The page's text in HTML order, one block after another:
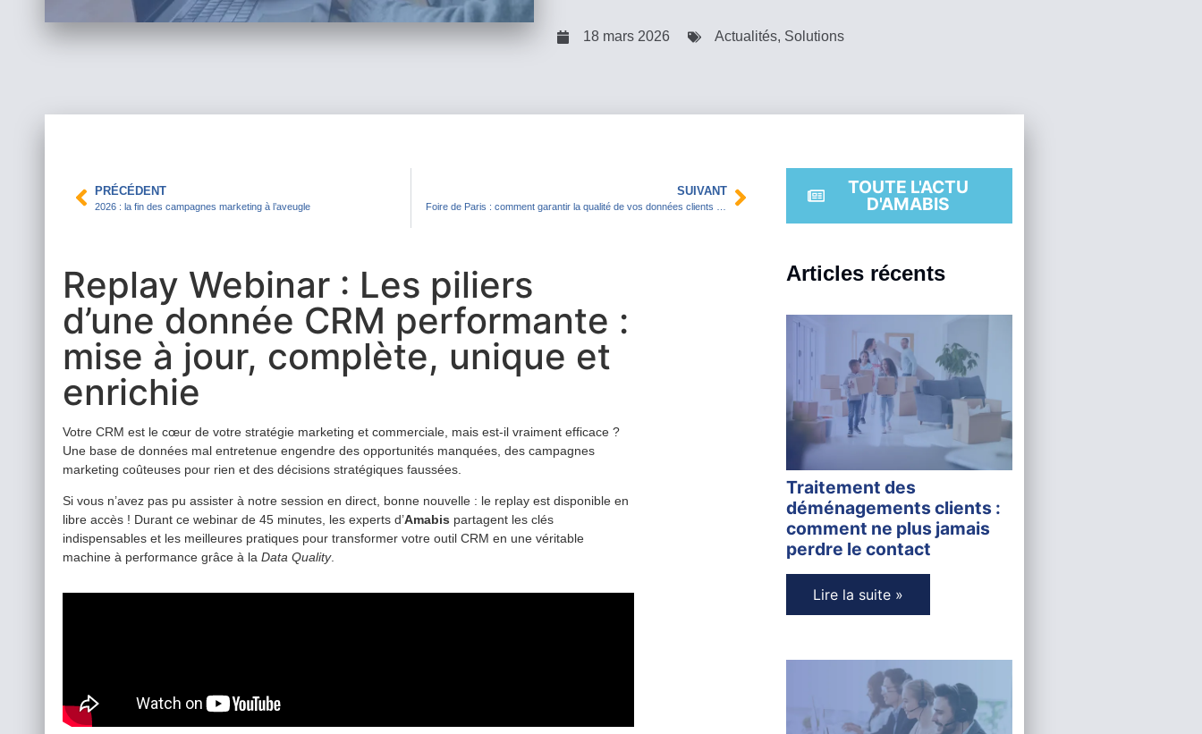
18 mars 2026 Actualités, Solutions
PRÉCÉDENT
2026 : la fin des campagnes marketing à l’aveugle
SUIVANT
Replay Webinar : Les piliers
d’une donnée CRM performante :
mise à jour, complète, unique et
enrichie
Votre CRM est le cœur de votre stratégie marketing et commerciale, mais est-il vraiment efficace ?
Une base de données mal entretenue engendre des opportunités manquées, des campagnes
marketing coûteuses pour rien et des décisions stratégiques faussées.
Si vous n’avez pas pu assister à notre session en direct, bonne nouvelle : le replay est disponible en
libre accès ! Durant ce webinar de 45 minutes, les experts d’Amabis partagent les clés
indispensables et les meilleures pratiques pour transformer votre outil CRM en une véritable
machine à performance grâce à la Data Quality.
TOUTE L'ACTU
D'AMABIS
Articles récents
Traitement des
déménagements clients :
comment ne plus jamais
perdre le contact
Lire la suite »